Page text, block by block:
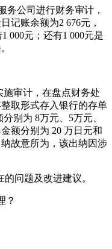
务公司进行财务审计，
记账余额为2 676元，
000元；还有1 000元是
施审计，在盘点财务处
取形式存入银行的存单
别为 8万元、5万元、
额分别为 20 万日元和
故意所为，该出纳因涉
问题及改进建议。
？